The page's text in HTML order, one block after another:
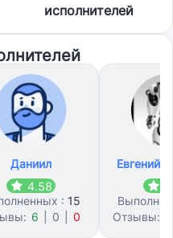
исполнителей
Даниил
4.58
: 15
6 0 0
Евгений
Отзывы: